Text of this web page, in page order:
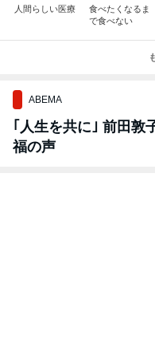
人間らしい医療
食べたくなるま
で食べない
ABEMA
｢人生を共に｣ 前田敦
福の声